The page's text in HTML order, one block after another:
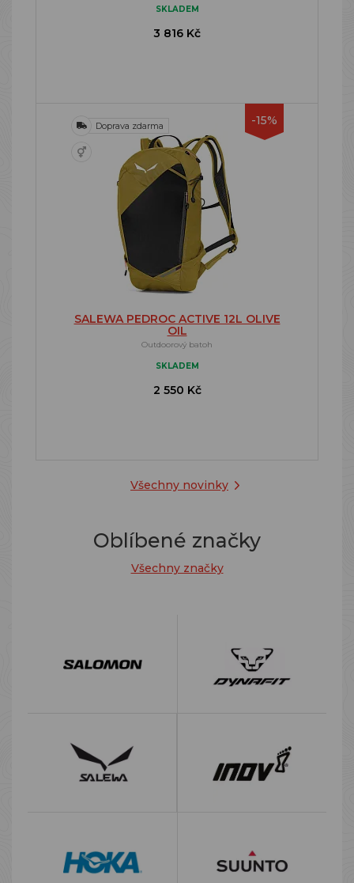
Všechny novinky
SKLADEM
3 816 Kč
-15%
Doprava zdarma
SALEWA PEDROC ACTIVE 12L OLIVE
OIL
Outdoorový batoh
SKLADEM
2 550 Kč
Oblíbené značky
Všechny značky